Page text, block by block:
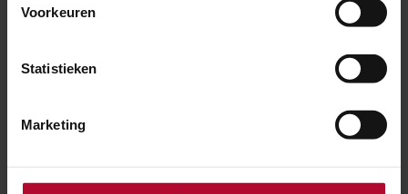
Voorkeuren
Statistieken
Marketing